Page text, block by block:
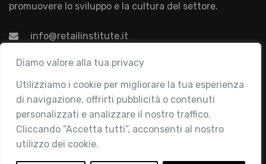
Diamo valore alla tua privacy
Utilizziamo i cookie per migliorare la tua esperienza
di navigazione, offrirti pubblicità o contenuti
personalizzati e analizzare il nostro traffico.
Cliccando “Accetta tutti”, acconsenti al nostro
utilizzo dei cookie.
promuovere lo sviluppo e la cultura del settore.
info@retailinstitute.it
Associazione
Chi siamo
Attività
Contatti
Area Riservata